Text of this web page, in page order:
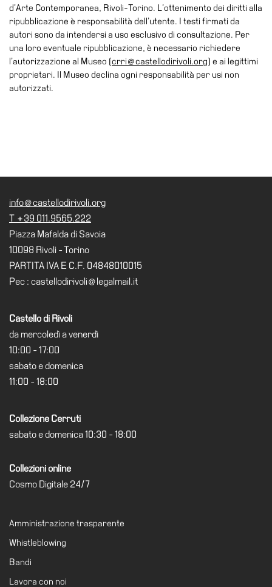
Summer
School
Progetti
Speciali
Ricerca
Castello
Manica
Lunga
Villa
Visita
Biglietti
Shop
Organizza
Amministrazione
trasparente
Whistleblowing
Sostieni
d’Arte Contemporanea, Rivoli-Torino. L’ottenimento dei diritti alla
ripubblicazione è responsabilità dell’utente. I testi firmati da
autori sono da intendersi a uso esclusivo di consultazione. Per
una loro eventuale ripubblicazione, è necessario richiedere
l’autorizzazione al Museo (crri@castellodirivoli.org) e ai legittimi
proprietari. Il Museo declina ogni responsabilità per usi non
autorizzati.
info@castellodirivoli.org
T +39 011.9565.222
Piazza Mafalda di Savoia
10098 Rivoli - Torino
PARTITA IVA E C.F. 04848010015
Pec : castellodirivoli@legalmail.it
Castello di Rivoli
da mercoledì a venerdì
10:00 - 17:00
sabato e domenica
11:00 - 18:00
Collezione Cerruti
sabato e domenica 10:30 - 18:00
Collezioni online
Cosmo Digitale 24/7
Amministrazione trasparente
Whistleblowing
Bandi
Lavora con noi